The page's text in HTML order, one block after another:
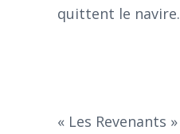
quittent le navire.
« Les Revenants »